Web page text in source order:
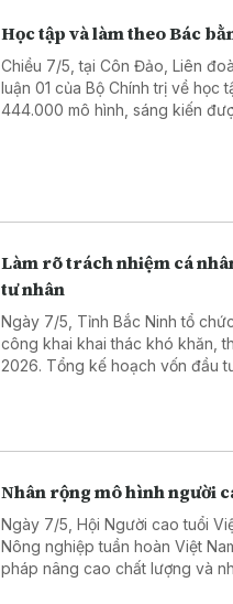
Học tập và làm theo Bác
Chiều 7/5, tại Côn Đảo, Liên
luận 01 của Bộ Chính trị về học
444.000 mô hình, sáng kiến
Làm rõ trách nhiệm cá
tư nhân
Ngày 7/5, Tỉnh Bắc Ninh tổ
công khai khai thác khó khăn,
2026. Tổng kế hoạch vốn đầu
Nhân rộng mô hình người
Ngày 7/5, Hội Người cao tuổi
Nông nghiệp tuần hoàn Việt
pháp nâng cao chất lượng và